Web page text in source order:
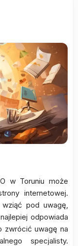
w Toruniu może
internetowej.
pod uwagę,
odpowiada
zwrócić uwagę na
specjalisty.